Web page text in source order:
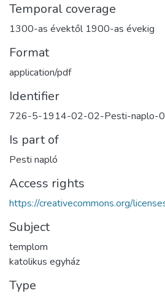
Temporal coverage
1300-as évektől 1900-as évekig
Format
application/pdf
Identifier
726-5-1914-02-02-Pesti-naplo-
Is part of
Pesti napló
Access rights
https://creativecommons.org/
Subject
templom
katolikus egyház
Type